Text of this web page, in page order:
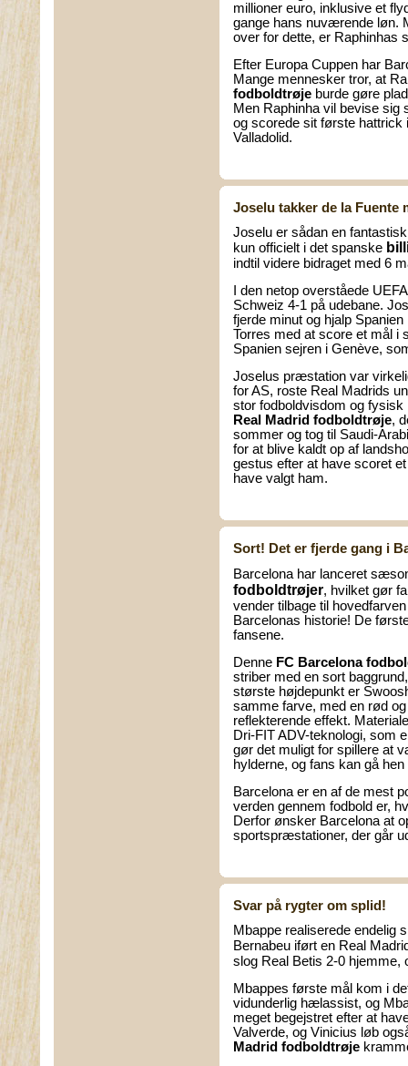
millioner euro, inklusive et
gange hans nuværende løn.
over for dette, er Raphinhas
Efter Europa Cuppen har
Mange mennesker tror, at
fodboldtrøje burde gøre
Men Raphinha vil bevise
og scorede sit første hattrick
Valladolid.
Joselu takker de la Fuente
Joselu er sådan en
kun officielt i det spanske
indtil videre bidraget med 6
I den netop overståede
Schweiz 4-1 på udebane.
fjerde minut og hjalp
Torres med at score et mål i
Spanien sejren i Genève,
Joselus præstation var
for AS, roste Real Madrids
stor fodboldvisdom og
Real Madrid fodboldtrøje,
sommer og tog til Saudi-
for at blive kaldt op af
gestus efter at have scoret
have valgt ham.
Sort! Det er fjerde gang i
Barcelona har lanceret
fodboldtrøjer, hvilket gør
vender tilbage til
Barcelonas historie! De
fansene.
Denne FC Barcelona
striber med en sort
største højdepunkt er
samme farve, med en rød
reflekterende effekt.
Dri-FIT ADV-teknologi, som
gør det muligt for spillere at
hylderne, og fans kan gå
Barcelona er en af de mest
verden gennem fodbold er,
Derfor ønsker Barcelona at
sportspræstationer, der går
Svar på rygter om splid!
Mbappe realiserede endelig
Bernabeu iført en Real
slog Real Betis 2-0 hjemme,
Mbappes første mål kom i
vidunderlig hælassist, og
meget begejstret efter at
Valverde, og Vinicius løb
Madrid fodboldtrøje